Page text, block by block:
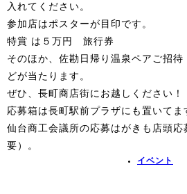
入れてください。
参加店はポスターが目印です。
特賞 は５万円 旅行券
そのほか、佐勘日帰り温泉ペアご招
どが当たります。
ぜひ、長町商店街にお越しください！
応募箱は長町駅前プラザにも置いてま
仙台商工会議所の応募はがきも店頭応
要）。
イベント